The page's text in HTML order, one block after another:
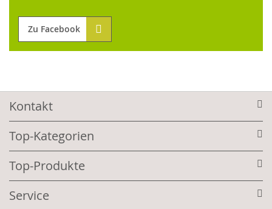
Zu Facebook
Kontakt
Top-Kategorien
Top-Produkte
Service